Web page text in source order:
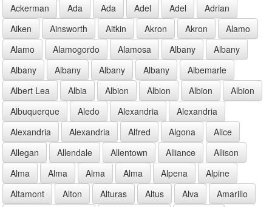
Ackerman
Ada Ada Adel Adel
Adrian
Aiken
Ainsworth Aitkin Akron Akron
Alamo
Alamo
Alamogordo Alamosa Albany
Albany
Albany
Albany Albany Albany
Albemarle
Albert Lea
Albia Albion Albion Albion
Albion
Albuquerque
Aledo Alexandria
Alexandria
Alexandria
Alexandria Alfred Algona
Alice
Allegan
Allendale Allentown Alliance
Allison
Alma
Alma Alma Alma Alpena
Alpine
Altamont
Alton Alturas Altus Alva
Amarillo